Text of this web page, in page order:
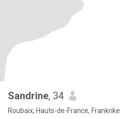
Sandrine, 34
Roubaix, Hauts-de-France, Frankrike